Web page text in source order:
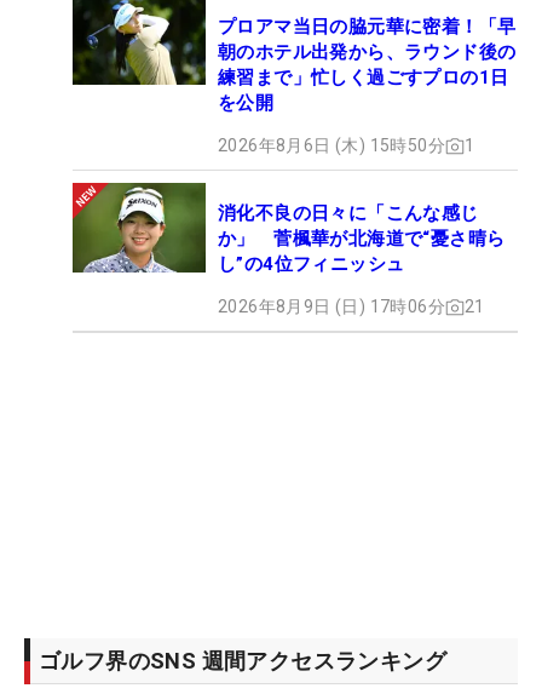
プロアマ当日の脇元華に密着！「早
朝のホテル出発から、ラウンド後の
練習まで」忙しく過ごすプロの1日
を公開
2026年8月6日 (木) 15時50分 1
消化不良の日々に「こんな感じ
か」 菅楓華が北海道で“憂さ晴ら
し”の4位フィニッシュ
2026年8月9日 (日) 17時06分 21
ゴルフ界のSNS 週間アクセスランキング